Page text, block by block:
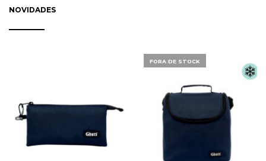
NOVIDADES
FORA DE STOCK